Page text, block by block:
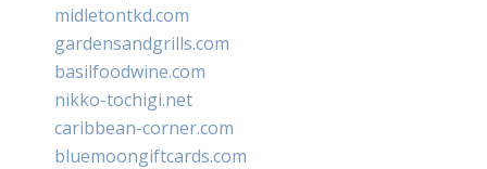
midletontkd.com
gardensandgrills.com
basilfoodwine.com
nikko-tochigi.net
caribbean-corner.com
bluemoongiftcards.com